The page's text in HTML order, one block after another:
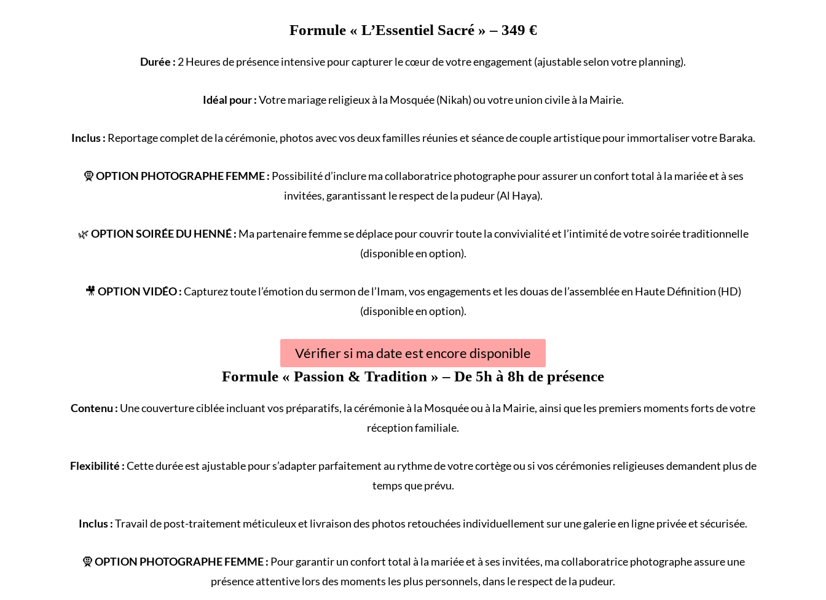
Formule « L’Essentiel Sacré» – 349 €
Durée : 2 Heures de présence intensive pour capturer le cœur de votre engagement (ajustable selon votreplanning).
Idéal pour :Votremariage religieuxà la Mosquée(Nikah) ou votreunion civileà la Mairie.
Inclus : Reportage complet de lacérémonie, photos avec vos deux familles réunies et séance de couple artistique pour immortaliser votre Baraka.
🧕OPTION PHOTOGRAPHE FEMME : Possibilité d’inclure ma collaboratrice photographe pour assurer un confort total à la mariée et à ses
invitées, garantissant le respect de la pudeur (Al Haya).
🌿OPTION SOIRÉE DU HENNÉ : Ma partenaire femme se déplace pour couvrir toute la convivialité et l’intimité de votresoirée traditionnelle
(disponible en option).
🎥 OPTION VIDÉO :Capturez toute l’émotion dusermon de l’Imam, vos engagements et les douas de l’assemblée en Haute Définition (HD)
(disponible en option).
Vérifier si ma date est encore disponible
Formule « Passion & Tradition » – De 5h à 8h de présence
Contenu : Une couverture ciblée incluant vos préparatifs, la cérémonie à la Mosquéeou à la Mairie, ainsi que les premiers moments forts de votre
réception familiale.
Flexibilité :Cette durée est ajustable pour s’adapter parfaitement au rythme de votrecortègeou si vos cérémonies religieuses demandent plus de
temps que prévu.
Inclus :Travail de post-traitement méticuleux et livraison des photos retouchées individuellement sur une galerie en ligne privée et sécurisée.
🧕OPTION PHOTOGRAPHE FEMME : Pour garantir un confort total à la mariée et à ses invitées, ma collaboratrice photographe assure une
présence attentive lors des moments les plus personnels, dans le respect de la pudeur.